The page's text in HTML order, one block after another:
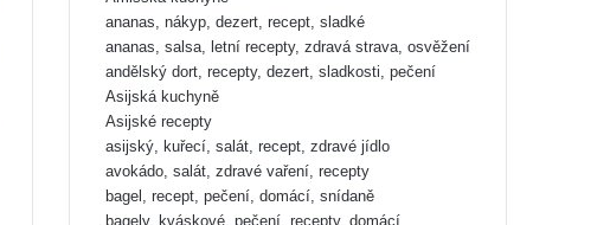
ananas, nákyp, dezert, recept, sladké
ananas, salsa, letní recepty, zdravá strava, osvěžení
andělský dort, recepty, dezert, sladkosti, pečení
Asijská kuchyně
Asijské recepty
asijský, kuřecí, salát, recept, zdravé jídlo
avokádo, salát, zdravé vaření, recepty
bagel, recept, pečení, domácí, snídaně
bagely, kváskové, pečení, recepty, domácí